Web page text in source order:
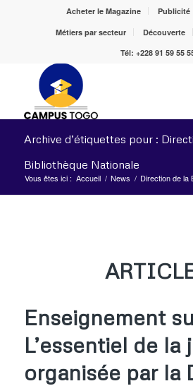
Acheter le Magazine Publicité
Métiers par secteur
Découverte
Tél: +228 91 59 55
Archive d’étiquettes pour :
Bibliothèque Nationale
Vous êtes ici : Accueil / News / Direction de la
Enseignement
L’essentiel de la
organisée par la